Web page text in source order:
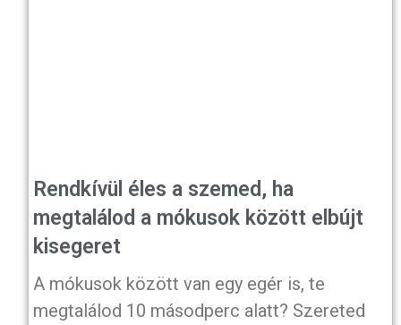
Rendkívül éles a szemed, ha
megtalálod a mókusok között elbújt
kisegeret
A mókusok között van egy egér is, te
megtalálod 10 másodperc alatt? Szereted